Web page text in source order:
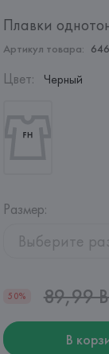
Плавки
Артикул товара:
Цвет: Черный
Размер:
Выберите
50% 89,99
В